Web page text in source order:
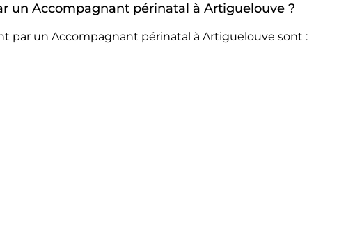
un Accompagnant périnatal à Artiguelouve ?
par un Accompagnant périnatal à Artiguelouve sont :